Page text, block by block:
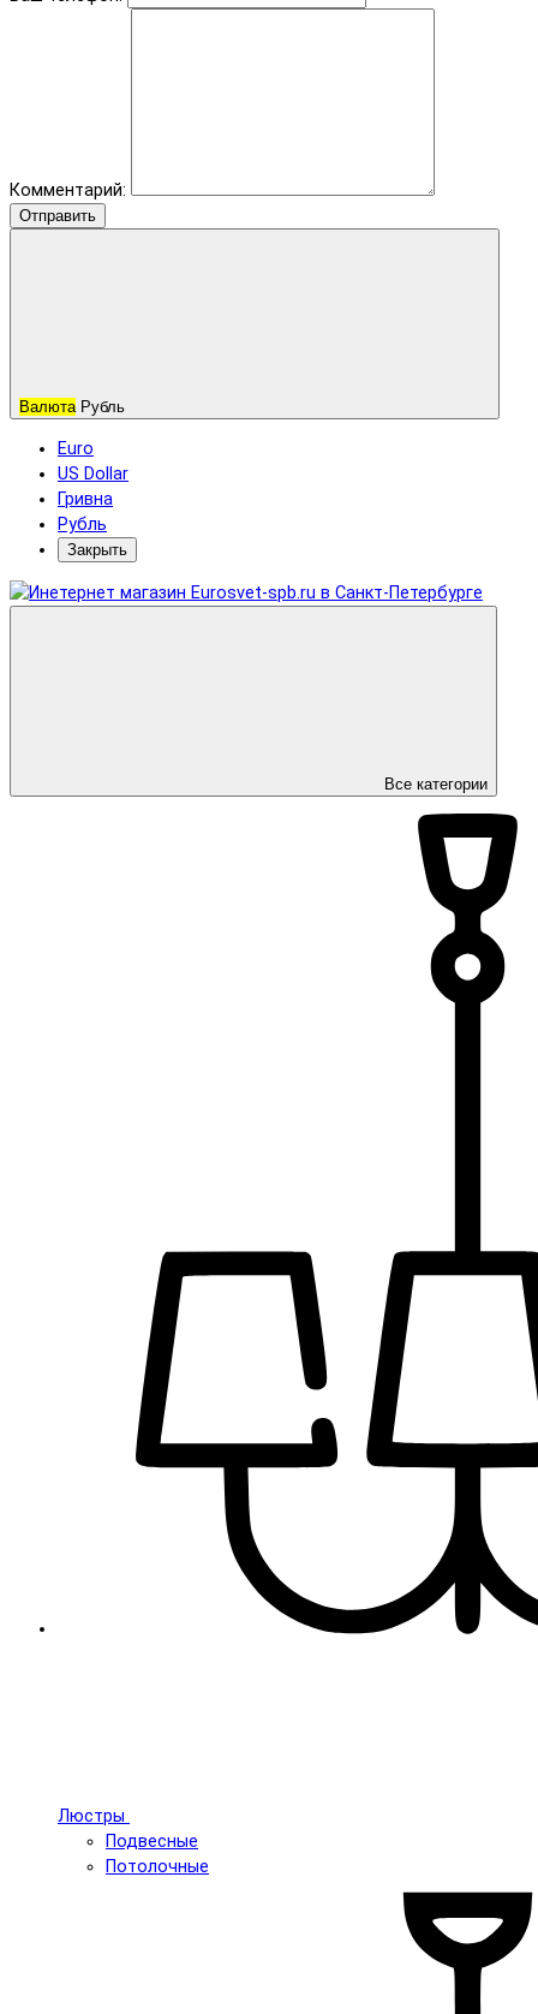
Комментарий:
Отправить
Валюта Рубль
Euro
US Dollar
Гривна
Рубль
Закрыть
Все категории
Люстры
Подвесные
Потолочные